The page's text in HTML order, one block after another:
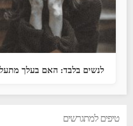
לנשים בלבד: האם בעלך
טיפים למתגרשים